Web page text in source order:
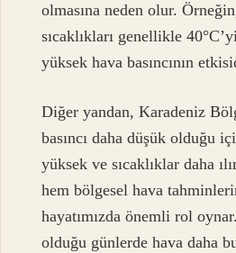
olmasına neden olur.
sıcaklıkları genellikle
yüksek hava basıncının
Diğer yandan, Karadeniz
basıncı daha düşük olduğu
yüksek ve sıcaklıklar daha
hem bölgesel hava
hayatımızda önemli rol
olduğu günlerde hava daha